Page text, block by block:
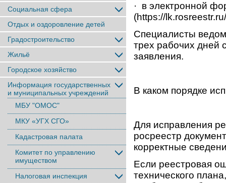
Социальная сфера
Отдых и оздоровление детей
Градостроительство
Жильё
Городское хозяйство
Информация государственных
и муниципальных учреждений
МБУ "ОМОС"
МКУ «УГХ СГО»
Кадастровая палата
Комитет по управлению
имуществом
Налоговая инспекция
· в электронной
(https://
Специалисты
трех рабочих дней
заявления.
В каком порядке
Для исправления
росреестр
корректные
Если реестровая
технического